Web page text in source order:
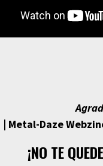
| Metal-Daze
¡NO TE